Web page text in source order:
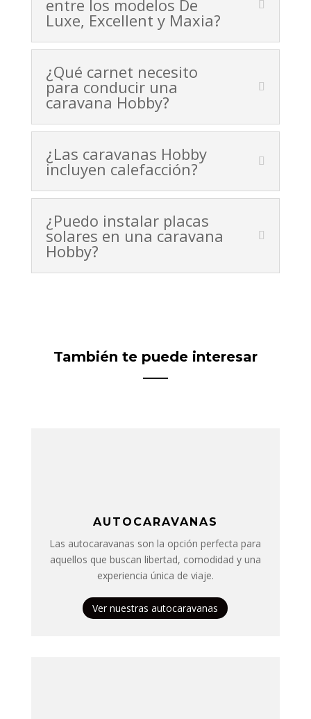
entre los modelos De
Luxe, Excellent y Maxia?
¿Qué carnet necesito
para conducir una
caravana Hobby?
¿Las caravanas Hobby
incluyen calefacción?
¿Puedo instalar placas
solares en una caravana
Hobby?
También te puede interesar
AUTOCARAVANAS
Las autocaravanas son la opción perfecta para
aquellos que buscan libertad, comodidad y una
experiencia única de viaje.
Ver nuestras autocaravanas